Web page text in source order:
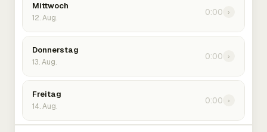
Mittwoch
12. Aug.
0:00 ›
Donnerstag
13. Aug.
0:00 ›
Freitag
14. Aug.
0:00 ›